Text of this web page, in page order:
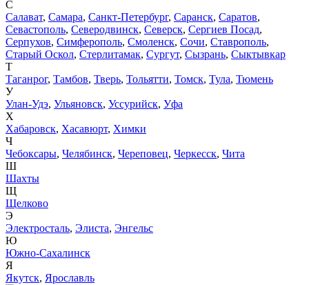
С
Салават, Самара, Санкт-Петербург, Саранск, Саратов,
Севастополь, Северодвинск, Северск, Сергиев Посад,
Серпухов, Симферополь, Смоленск, Сочи, Ставрополь,
Старый Оскол, Стерлитамак, Сургут, Сызрань, Сыктывкар
Т
Таганрог, Тамбов, Тверь, Тольятти, Томск, Тула, Тюмень
У
Улан-Удэ, Ульяновск, Уссурийск, Уфа
Х
Хабаровск, Хасавюрт, Химки
Ч
Чебоксары, Челябинск, Череповец, Черкесск, Чита
Ш
Шахты
Щ
Щелково
Э
Электросталь, Элиста, Энгельс
Ю
Южно-Сахалинск
Я
Якутск, Ярославль